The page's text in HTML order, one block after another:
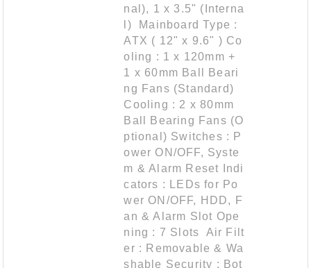
nal), 1 x 3.5" (Interna
l) Mainboard Type :
ATX ( 12" x 9.6" ) Co
oling : 1 x 120mm +
1 x 60mm Ball Beari
ng Fans (Standard)
Cooling : 2 x 80mm
Ball Bearing Fans (O
ptional) Switches : P
ower ON/OFF, Syste
m & Alarm Reset Indi
cators : LEDs for Po
wer ON/OFF, HDD, F
an & Alarm Slot Ope
ning : 7 Slots Air Filt
er : Removable & Wa
shable Security : Bot